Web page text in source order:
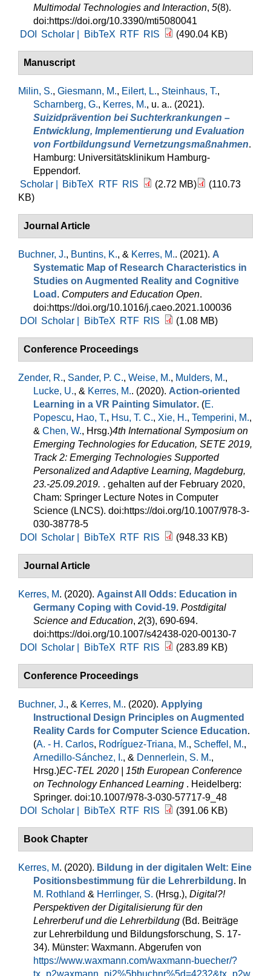
Multimodal Technologies and Interaction, 5(8).
doi:https://doi.org/10.3390/mti5080041
DOI
Scholar | BibTeX RTF RIS (490.04 KB)
Manuscript
Milin, S., Giesmann, M., Eilert, L., Steinhaus, T.,
Scharnberg, G., Kerres, M., u. a.. (2021).
Suizidprävention bei Suchterkrankungen –
Entwicklung, Implementierung und Evaluation
von Fortbildungsund Vernetzungsmaßnahmen.
Hamburg: Universitätsklinikum Hamburg-
Eppendorf.
Scholar |
BibTeX RTF RIS (2.72 MB)
(110.73
KB)
Journal Article
Buchner, J., Buntins, K., & Kerres, M.. (2021). A
Systematic Map of Research Characteristics in
Studies on Augmented Reality and Cognitive
Load . Computers and Education Open.
doi:https://doi.org/10.1016/j.caeo.2021.100036
DOI
Scholar | BibTeX RTF RIS (1.08 MB)
Conference Proceedings
Zender, R., Sander, P. C., Weise, M., Mulders, M.,
Lucke, U., & Kerres, M.. (2020). Action-oriented
Learning in a VR Painting Simulator. (E.
Popescu, Hao, T., Hsu, T. C., Xie, H., Temperini, M.,
& Chen, W., Hrsg.)4th International Symposium on
Emerging Technologies for Education, SETE 2019,
Track 2: Emerging Technologies Supported
Personalized and Adaptive Learning, Magdeburg,
23.-25.09.2019. . gehalten auf der February 2020,
Cham: Springer Lecture Notes in Computer
Science (LNCS). doi:https://doi.org/10.1007/978-3-
030-38778-5
DOI
Scholar | BibTeX RTF RIS (948.33 KB)
Journal Article
Kerres, M. (2020). Against All Odds: Education in
Germany Coping with Covid-19. Postdigital
Science and Education, 2(3), 690-694.
doi:https://doi.org/10.1007/s42438-020-00130-7
DOI
Scholar | BibTeX RTF RIS (283.89 KB)
Conference Proceedings
Buchner, J., & Kerres, M.. (2020). Applying
Instructional Design Principles on Augmented
Reality Cards for Computer Science Education.
(A. - H. Carlos, Rodríguez-Triana, M., Scheffel, M.,
Arnedillo-Sánchez, I., & Dennerlein, S. M.,
Hrsg.)EC-TEL 2020 | 15th European Conference
on Technology Enhanced Learning . Heidelberg:
Springer. doi:10.1007/978-3-030-57717-9_48
DOI
Scholar | BibTeX RTF RIS (391.06 KB)
Book Chapter
Kerres, M. (2020). Bildung in der digitalen Welt: Eine
Positionsbestimmung für die Lehrerbildung. In
M. Rothland & Herrlinger, S. (Hrsg.), Digital?!
Perspektiven der Digitalisierung für den
Lehrerberuf und die Lehrerbildung (Bd. Beiträge
zur Lehrerbildung und Bildungsforschung, S. 17-
34). Münster: Waxmann. Abgerufen von
https://www.waxmann.com/waxmann-buecher/?
tx_p2waxmann_pi2%5bbuchnr%5d=4232&tx_p2w